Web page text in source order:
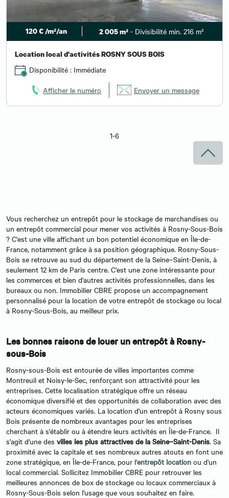
120 € /m²/an 2 005 m² - Divisibilité min. 216 m²
Location local d'activités ROSNY SOUS BOIS
Disponibilité : Immédiate
Afficher le numéro Envoyer un message
1-6
Vous recherchez un entrepôt pour le stockage de marchandises ou
un entrepôt commercial pour mener vos activités à Rosny-Sous-Bois
? C'est une ville affichant un bon potentiel économique en Île-de-
France, notamment grâce à sa position géographique. Rosny-Sous-
Bois se retrouve au sud du département de la Seine–Saint-Denis, à
seulement 12 km de Paris centre. C'est une zone intéressante pour
les commerces et bien d'autres activités professionnelles, dans les
bureaux ou non. Immobilier CBRE propose un accompagnement
personnalisé pour la location de votre entrepôt de stockage ou local
à Rosny-Sous-Bois, au meilleur prix.
Les bonnes raisons de louer un entrepôt à Rosny-
sous-Bois
Rosny-sous-Bois est entourée de villes importantes comme
Montreuil et Noisy-le-Sec, renforçant son attractivité pour les
entreprises. Cette localisation stratégique offre un réseau
économique diversifié et des opportunités de collaboration avec des
acteurs économiques variés. La location d'un entrepôt à Rosny sous
Bois présente de nombreux avantages pour les entreprises
cherchant à s'établir ou à étendre leurs activités en Île-de-France. Il
s'agit d'une des villes les plus attractives de la Seine–Saint-Denis. Sa
proximité avec la capitale et ses nombreux autres atouts en font une
zone stratégique, en Île-de-France, pour l'entrepôt location ou d'un
local commercial. Sollicitez Immobilier CBRE pour retrouver les
meilleures annonces de box de stockage ou locaux commerciaux à
Rosny-Sous-Bois selon l'usage que vous souhaitez en faire.